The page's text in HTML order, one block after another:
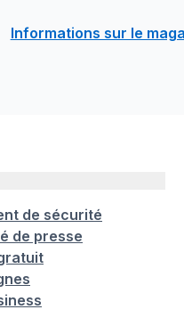
Informations sur le
de sécurité
de presse